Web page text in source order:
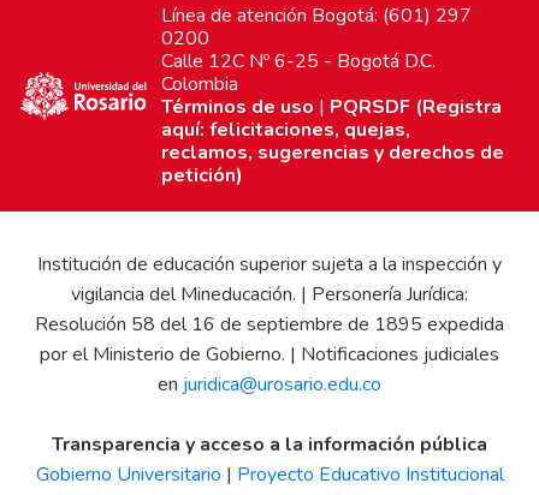
Línea de atención Bogotá: (601) 297
0200
Calle 12C Nº 6-25 - Bogotá D.C.
Colombia
Términos de uso | PQRSDF (Registra
aquí: felicitaciones, quejas,
reclamos, sugerencias y derechos de
petición)
Institución de educación superior sujeta a la inspección y
vigilancia del Mineducación. | Personería Jurídica:
Resolución 58 del 16 de septiembre de 1895 expedida
por el Ministerio de Gobierno. | Notificaciones judiciales
en juridica@urosario.edu.co
Transparencia y acceso a la información pública
Gobierno Universitario | Proyecto Educativo Institucional